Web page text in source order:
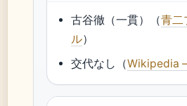
古谷徹（一貫）（青二
ル）
交代なし（Wikipedia